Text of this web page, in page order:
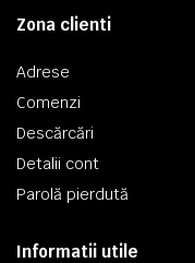
Zona clienti
Adrese
Comenzi
Descărcări
Detalii cont
Parolă pierdută
Informatii utile